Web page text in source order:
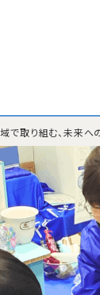
で取り組む、未来へ